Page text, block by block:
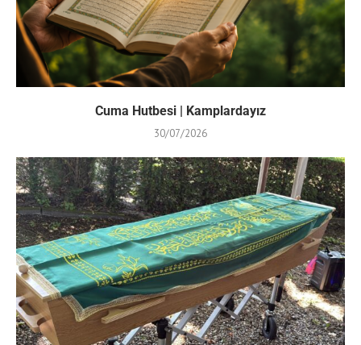
Cuma Hutbesi | Kamplardayız
30/07/2026